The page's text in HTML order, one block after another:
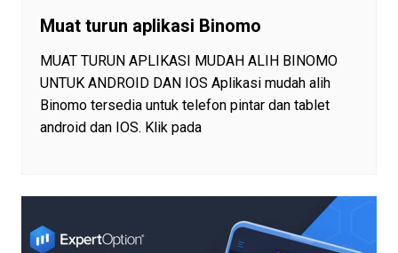
Muat turun aplikasi Binomo
MUAT TURUN APLIKASI MUDAH ALIH BINOMO
UNTUK ANDROID DAN IOS Aplikasi mudah alih
Binomo tersedia untuk telefon pintar dan tablet
android dan IOS. Klik pada